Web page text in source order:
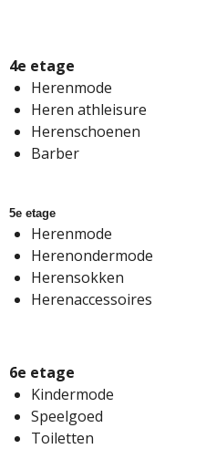
4e etage
Herenmode
Heren athleisure
Herenschoenen
Barber
5e etage
Herenmode
Herenondermode
Herensokken
Herenaccessoires
6e etage
Kindermode
Speelgoed
Toiletten